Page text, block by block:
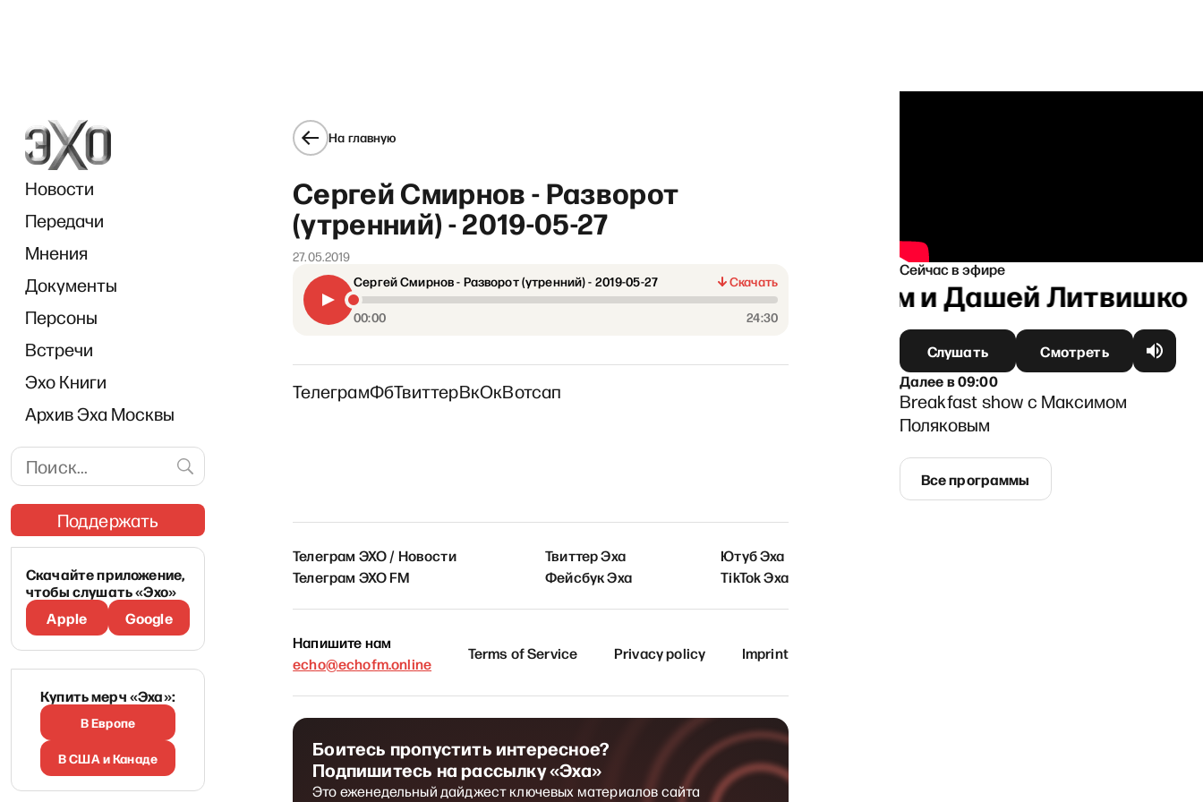
Новости
Передачи
Мнения
Документы
Персоны
Встречи
Эхо Книги
Архив Эха Москвы
Поддержать
Скачайте приложение,
чтобы слушать «Эхо»
Apple
Google
Купить мерч «Эха»:
В Европе
В США и Канаде
На главную
Сергей Смирнов - Разворот
(утренний) - 2019-05-27
27.05.2019
Сергей Смирнов - Разворот (утренний) - 2019-05-27
Скачать
00:00 24:30
ТелеграмФбТвиттерВкОкВотсап
Телеграм ЭХО / Новости
Телеграм ЭХО FM
Твиттер Эха
Фейсбук Эха
Ютуб Эха
TikTok Эха
Напишите нам
echo@echofm.online
Terms of Service Privacy policy Imprint
Боитесь пропустить интересное?
Подпишитесь на рассылку «Эха»
Это еженедельный дайджест ключевых материалов сайта
Сейчас в эфире
РЗВРТ с Антоном Рубиным и Дашей Литвишко
Слушать
Смотреть
Далеев09:00
Breakfast show с Максимом
Поляковым
Все программы